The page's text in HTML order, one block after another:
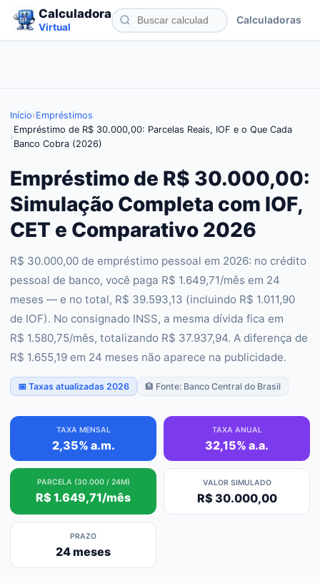
Calculadora
Virtual
Calculadoras
Início›Empréstimos
›
Empréstimo de R$ 30.000,00: Parcelas Reais, IOF e o Que Cada
Banco Cobra (2026)
Empréstimo de R$ 30.000,00:
Simulação Completa com IOF,
CET e Comparativo 2026
R$ 30.000,00 de empréstimo pessoal em 2026: no crédito
pessoal de banco, você paga R$ 1.649,71/mês em 24
meses — e no total, R$ 39.593,13 (incluindo R$ 1.011,90
de IOF). No consignado INSS, a mesma dívida fica em
R$ 1.580,75/mês, totalizando R$ 37.937,94. A diferença de
R$ 1.655,19 em 24 meses não aparece na publicidade.
📅 Taxas atualizadas 2026 🏦 Fonte: Banco Central do Brasil
TAXA MENSAL
2,35% a.m.
TAXA ANUAL
32,15% a.a.
PARCELA (30.000 / 24M)
R$ 1.649,71/mês
VALOR SIMULADO
R$ 30.000,00
PRAZO
24 meses